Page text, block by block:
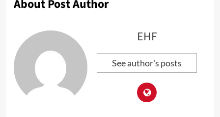
About Post Author
EHF
See author's posts